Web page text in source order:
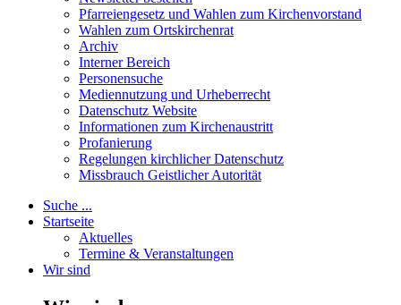
Pfarreiengesetz und Wahlen zum Kirchenvorstand
Wahlen zum Ortskirchenrat
Archiv
Interner Bereich
Personensuche
Mediennutzung und Urheberrecht
Datenschutz Website
Informationen zum Kirchenaustritt
Profanierung
Regelungen kirchlicher Datenschutz
Missbrauch Geistlicher Autorität
Suche ...
Startseite
Aktuelles
Termine & Veranstaltungen
Wir sind